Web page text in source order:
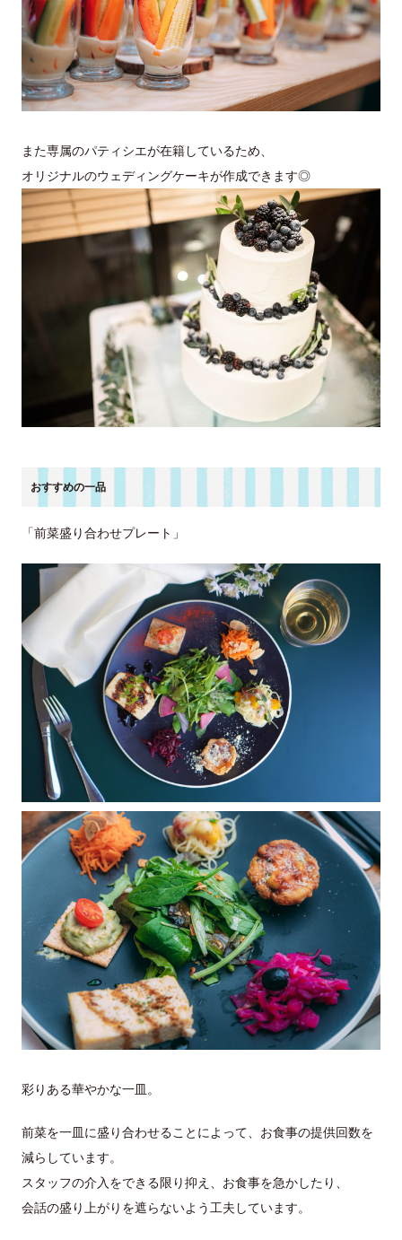
また専属のパティシエが在籍しているため、
オリジナルのウェディングケーキが作成できます◎
おすすめの一品
「前菜盛り合わせプレート」
彩りある華やかな一皿。
前菜を一皿に盛り合わせることによって、お食事の提供回数を
減らしています。
スタッフの介入をできる限り抑え、お食事を急かしたり、
会話の盛り上がりを遮らないよう工夫しています。